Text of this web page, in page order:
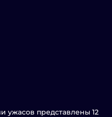
ужасов представлены 12